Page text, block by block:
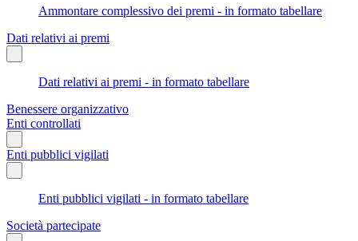
Ammontare complessivo dei premi - in formato tabellare
Dati relativi ai premi
Dati relativi ai premi - in formato tabellare
Benessere organizzativo
Enti controllati
Enti pubblici vigilati
Enti pubblici vigilati - in formato tabellare
Società partecipate